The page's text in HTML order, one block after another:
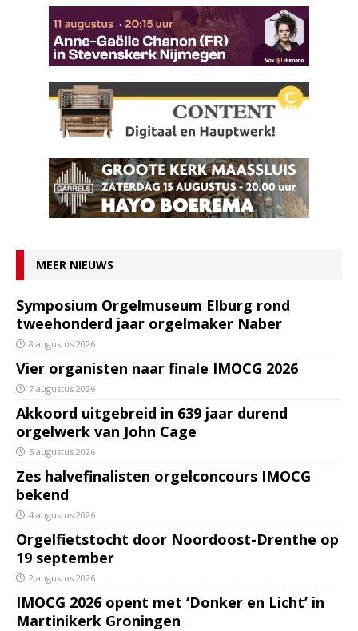
MEER NIEUWS
Symposium Orgelmuseum Elburg rond
tweehonderd jaar orgelmaker Naber
8 augustus 2026
Vier organisten naar finale IMOCG 2026
7 augustus 2026
Akkoord uitgebreid in 639 jaar durend
orgelwerk van John Cage
5 augustus 2026
Zes halvefinalisten orgelconcours IMOCG
bekend
4 augustus 2026
Orgelfietstocht door Noordoost-Drenthe op
19 september
2 augustus 2026
IMOCG 2026 opent met ‘Donker en Licht’ in
Martinikerk Groningen